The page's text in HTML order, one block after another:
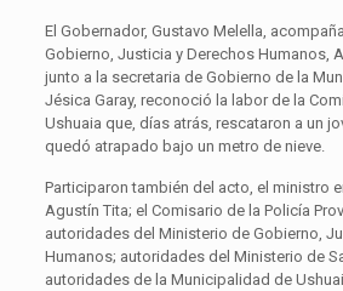
El Gobernador, Gustavo Melella,
Gobierno, Justicia y Derechos Humanos,
junto a la secretaria de Gobierno de la
Jésica Garay, reconoció la labor de la
Ushuaia que, días atrás, rescataron a un
quedó atrapado bajo un metro de nieve.
Participaron también del acto, el ministro
Agustín Tita; el Comisario de la Policía
autoridades del Ministerio de Gobierno,
Humanos; autoridades del Ministerio de
autoridades de la Municipalidad de